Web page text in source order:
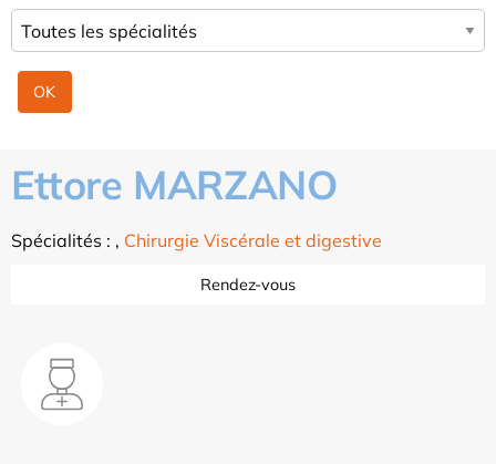
Ettore MARZANO
Spécialités : , Chirurgie Viscérale et digestive
Rendez-vous